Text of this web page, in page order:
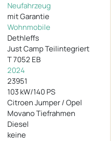
Neufahrzeug
mit Garantie
Wohnmobile
Dethleffs
Just Camp Teilintegriert
T 7052 EB
2024
23951
103 kW/140 PS
Citroen Jumper / Opel
Movano Tiefrahmen
Diesel
keine